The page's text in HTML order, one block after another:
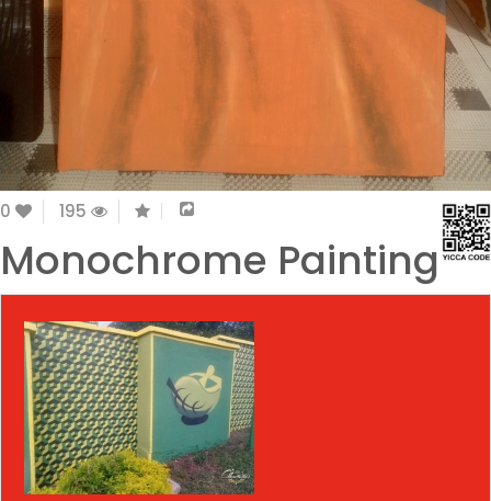
0 195
Monochrome Painting